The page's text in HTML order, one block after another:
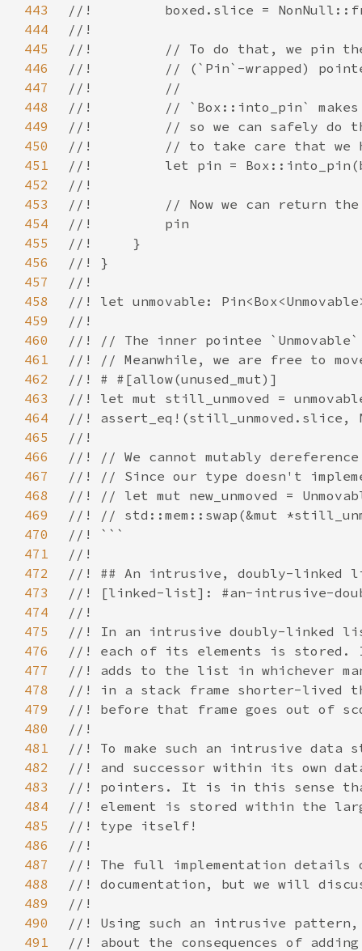
443
444
445
446
447
448
449
450
451
452
453
454
455
456
457
458
459
460
461
462
463
464
465
466
467
468
469
470
471
472
473
474
475
476
477
478
479
480
481
482
483
484
485
486
487
488
489
490
491